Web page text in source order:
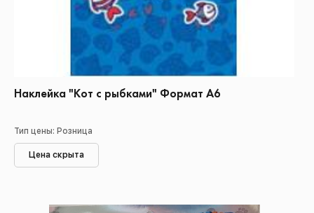
Наклейка "Кот с рыбками" Формат А6
Тип цены: Розница
Цена скрыта